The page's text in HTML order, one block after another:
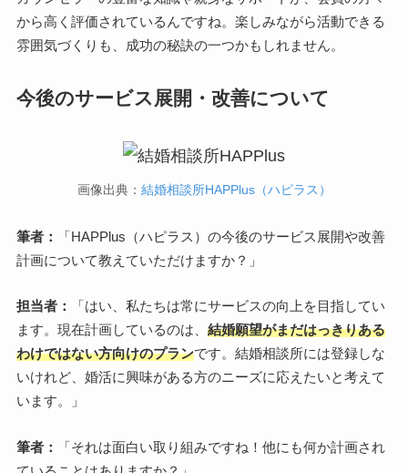
から高く評価されているんですね。楽しみながら活動できる
雰囲気づくりも、成功の秘訣の一つかもしれません。
今後のサービス展開・改善について
画像出典： 結婚相談所HAPPlus（ハピラス）
筆者：
「HAPPlus（ハピラス）の今後のサービス展開や改善
計画について教えていただけますか？」
担当者：
「はい、私たちは常にサービスの向上を目指してい
ます。現在計画しているのは、 結婚願望がまだはっきりある
わけではない方向けのプランです。結婚相談所には登録しな
いけれど、婚活に興味がある方のニーズに応えたいと考えて
います。」
筆者：
「それは面白い取り組みですね！他にも何か計画され